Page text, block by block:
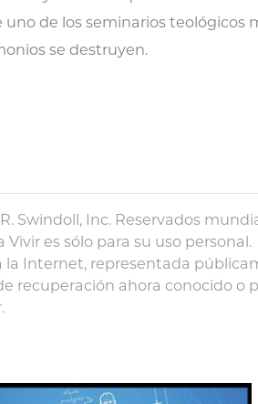
de los seminarios teológicos
se destruyen.
Swindoll, Inc. Reservados
es sólo para su uso
Internet, representada
recuperación ahora conocido o